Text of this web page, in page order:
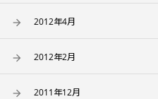
2012年4月
2012年2月
2011年12月